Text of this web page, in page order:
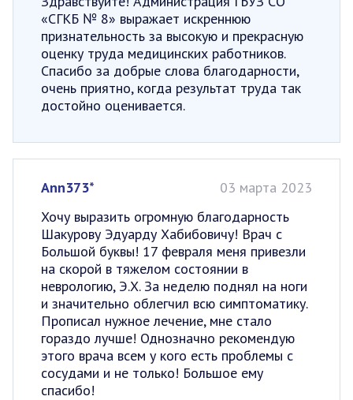
«СГКБ № 8» выражает искреннюю
признательность за высокую и прекрасную
оценку труда медицинских работников.
Спасибо за добрые слова благодарности,
очень приятно, когда результат труда так
достойно оценивается.
Ann373*
03 марта 2023
Хочу выразить огромную благодарность
Шакурову Эдуарду Хабибовичу! Врач с
Большой буквы! 17 февраля меня привезли
на скорой в тяжелом состоянии в
неврологию, Э.Х. За неделю поднял на ноги
и значительно облегчил всю симптоматику.
Прописал нужное лечение, мне стало
гораздо лучше! Однозначно рекомендую
этого врача всем у кого есть проблемы с
сосудами и не только! Большое ему
спасибо!